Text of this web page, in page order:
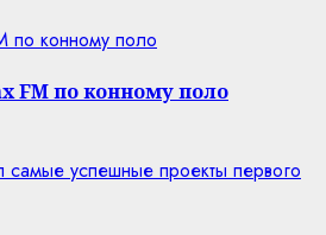
по конному поло
FM по конному поло
успешные проекты первого